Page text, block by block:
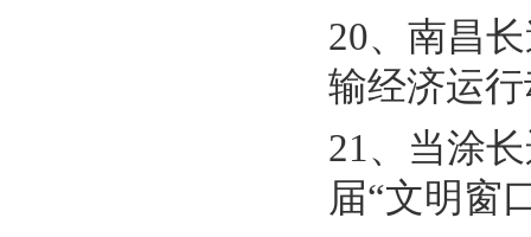
20、南昌
输经济运
21、当涂
届“文明窗